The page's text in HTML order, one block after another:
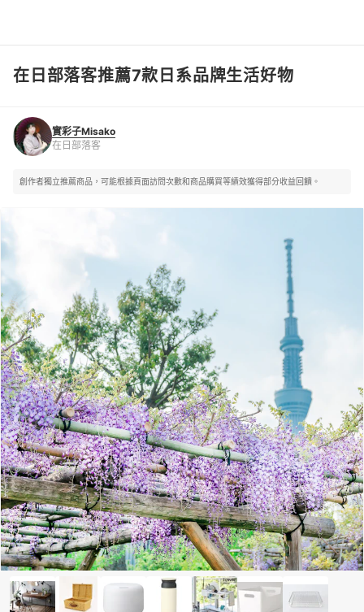
實彩子Misako
在日部落客
在日部落客推薦7款日系品牌生活好物
實彩子Misako
在日部落客
創作者獨立推薦商品，可能根據頁面訪問次數和商品購買等績效獲得部分收益回饋。